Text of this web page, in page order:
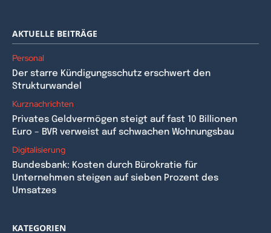
AKTUELLE BEITRÄGE
Personal
Der starre Kündigungsschutz erschwert den
Strukturwandel
Kurznachrichten
Privates Geldvermögen steigt auf fast 10 Billionen
Euro – BVR verweist auf schwachen Wohnungsbau
Digitalisierung
Bundesbank: Kosten durch Bürokratie für
Unternehmen steigen auf sieben Prozent des
Umsatzes
KATEGORIEN